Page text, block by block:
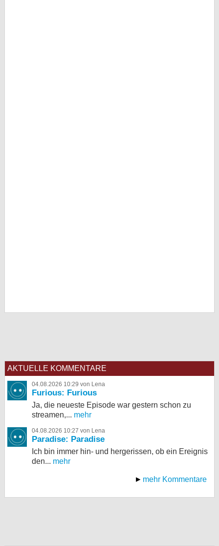
AKTUELLE KOMMENTARE
04.08.2026 10:29 von Lena
Furious: Furious
Ja, die neueste Episode war gestern schon zu
streamen,... mehr
04.08.2026 10:27 von Lena
Paradise: Paradise
Ich bin immer hin- und hergerissen, ob ein Ereignis
den... mehr
mehr Kommentare